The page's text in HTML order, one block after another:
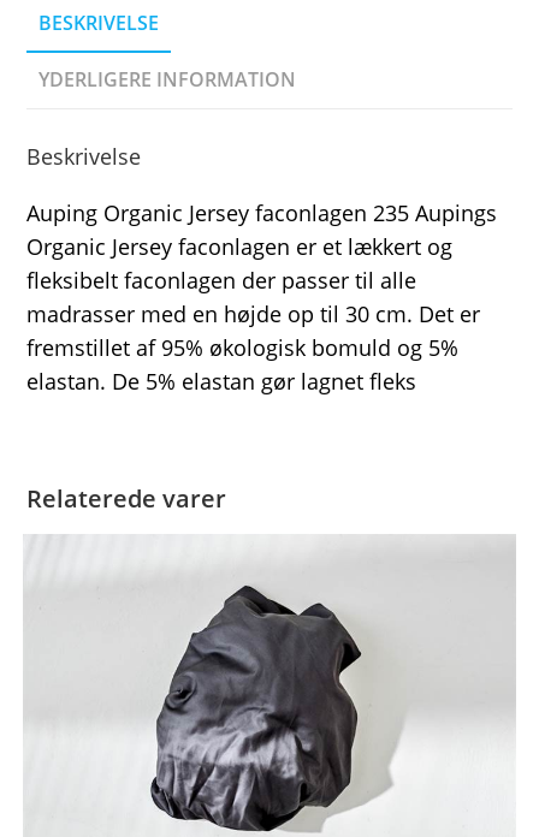
BESKRIVELSE
YDERLIGERE INFORMATION
Beskrivelse
Auping Organic Jersey faconlagen 235 Aupings
Organic Jersey faconlagen er et lækkert og
fleksibelt faconlagen der passer til alle
madrasser med en højde op til 30 cm. Det er
fremstillet af 95% økologisk bomuld og 5%
elastan. De 5% elastan gør lagnet fleks
Relaterede varer